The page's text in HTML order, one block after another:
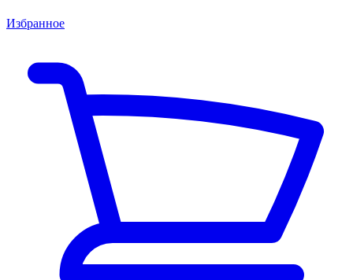
Избранное